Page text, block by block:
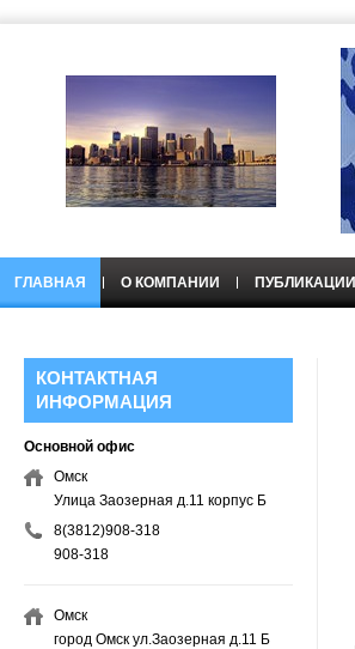
ГЛАВНАЯ О КОМПАНИИ ПУБЛИКАЦИИ
КОНТАКТНАЯ
ИНФОРМАЦИЯ
Основной офис
Омск
Улица Заозерная д.11 корпус Б
8(3812)908-318
908-318
Омск
город Омск ул.Заозерная д.11 Б